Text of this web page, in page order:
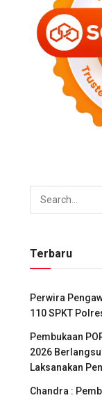
Terbaru
Perwira
110 SPKT
Pembukaan
2026
Laksanakan
Chandra :